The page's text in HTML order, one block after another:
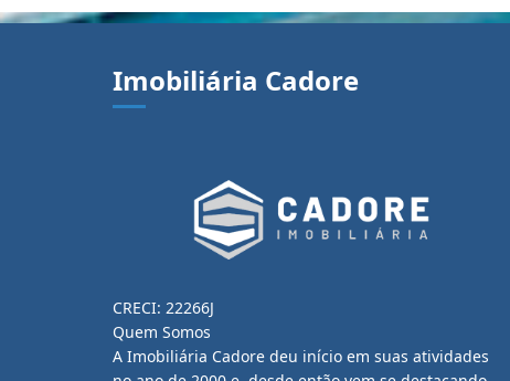
Imobiliária Cadore
CRECI: 22266J
Quem Somos
A Imobiliária Cadore deu início em suas atividades